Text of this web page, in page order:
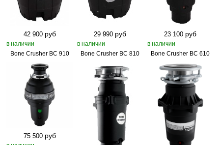
42 900 руб
в наличии
Bone Crusher BC 910
29 990 руб
в наличии
Bone Crusher BC 810
23 100 руб
в наличии
Bone Crusher BC 610
75 500 руб